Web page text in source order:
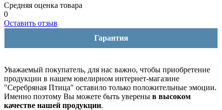
Средняя оценка товара
0
Оставить отзыв
Гарантия
Уважаемый покупатель, для нас важно, чтобы приобретение
продукции в нашем ювелирном интернет-магазине
"Серебряная Птица" оставило только положительные эмоции.
Именно поэтому Вы можете быть уверены в высоком
качестве нашей продукции.